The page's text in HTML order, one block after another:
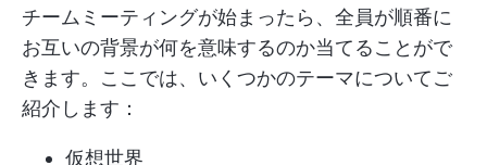
チームミーティングが始まったら、全員が順番に
お互いの背景が何を意味するのか当てることがで
きます。ここでは、いくつかのテーマについてご
紹介します：
仮想世界